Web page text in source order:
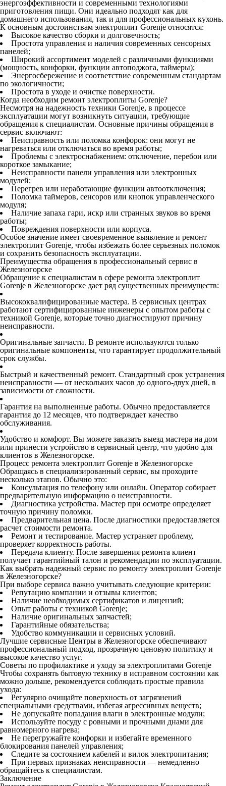
энергоэффективности и современными технологиями
приготовления пищи. Они идеально подходят как для
домашнего использования, так и для профессиональных кухонь.
К основным достоинствам электроплит Gorenje относятся:
Высокое качество сборки и долговечность;
Простота управления и наличия современных сенсорных
панелей;
Широкий ассортимент моделей с различными функциями
(мощность, конфорки, функции автоподжога, таймеры);
Энергосбережение и соответствие современным стандартам
по экологичности;
Простота в уходе и очистке поверхности.
Когда необходим ремонт электроплиты Gorenje?
Несмотря на надежность техники Gorenje, в процессе
эксплуатации могут возникнуть ситуации, требующие
обращения к специалистам. Основные причины обращения в
сервис включают:
Неисправность или поломка конфорок: они могут не
нагреваться или отключаться во время работы;
Проблемы с электроснабжением: отключение, перебои или
короткое замыкание;
Неисправности панели управления или электронных
модулей;
Перегрев или неработающие функции автоотключения;
Поломка таймеров, сенсоров или кнопок управленческого
модуля;
Наличие запаха гари, искр или странных звуков во время
работы;
Повреждения поверхности или корпуса.
Особое значение имеет своевременное выявление и ремонт
электроплит Gorenje, чтобы избежать более серьезных поломок
и сохранить безопасность эксплуатации.
Преимущества обращения в профессиональный сервис в
Железногорске
Обращение к специалистам в сфере ремонта электроплит
Gorenje в Железногорске дает ряд существенных преимуществ:
Высококвалифицированные мастера. В сервисных центрах
работают сертифицированные инженеры с опытом работы с
техникой Gorenje, которые точно диагностируют причину
неисправности.
Оригинальные запчасти. В ремонте используются только
оригинальные компоненты, что гарантирует продолжительный
срок службы.
Быстрый и качественный ремонт. Стандартный срок устранения
неисправности — от нескольких часов до одного-двух дней, в
зависимости от сложности.
Гарантия на выполненные работы. Обычно предоставляется
гарантия до 12 месяцев, что подтверждает качество
обслуживания.
Удобство и комфорт. Вы можете заказать выезд мастера на дом
или принести устройство в сервисный центр, что удобно для
клиентов в Железногорске.
Процесс ремонта электроплит Gorenje в Железногорске
Обращаясь в специализированный сервис, вы проходите
несколько этапов. Обычно это:
Консультация по телефону или онлайн. Оператор собирает
предварительную информацию о неисправности.
Диагностика устройства. Мастер при осмотре определяет
точную причину поломки.
Предварительная цена. После диагностики предоставляется
расчет стоимости ремонта.
Ремонт и тестирование. Мастер устраняет проблему,
проверяет корректность работы.
Передача клиенту. После завершения ремонта клиент
получает гарантийный талон и рекомендации по эксплуатации.
Как выбрать надежный сервис по ремонту электроплит Gorenje
в Железногорске?
При выборе сервиса важно учитывать следующие критерии:
Репутацию компании и отзывы клиентов;
Наличие необходимых сертификатов и лицензий;
Опыт работы с техникой Gorenje;
Наличие оригинальных запчастей;
Гарантийные обязательства;
Удобство коммуникации и сервисных условий.
Лучшие сервисные Центры в Железногорске обеспечивают
профессиональный подход, прозрачную ценовую политику и
высокое качество услуг.
Советы по профилактике и уходу за электроплитами Gorenje
Чтобы сохранять бытовую технику в исправном состоянии как
можно дольше, рекомендуется соблюдать простые правила
ухода:
Регулярно очищайте поверхность от загрязнений
специальными средствами, избегая агрессивных веществ;
Не допускайте попадания влаги в электронные модули;
Используйте посуду с ровными и прочными днами для
равномерного нагрева;
Не перегружайте конфорки и избегайте временного
блокирования панелей управления;
Следите за состоянием кабелей и вилок электропитания;
При первых признаках неисправности — немедленно
обращайтесь к специалистам.
Заключение